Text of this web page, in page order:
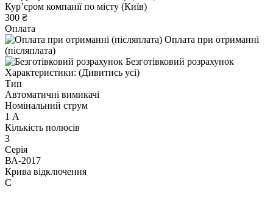
Курʼєром компанії по місту (Київ)
300 ₴
Оплата
Оплата при отриманні
(післяплата)
Безготівковий розрахунок
Характеристики: (Дивитись усі)
Тип
Автоматичні вимикачі
Номінальний струм
1 А
Кількість полюсів
3
Серія
ВА-2017
Крива відключення
C